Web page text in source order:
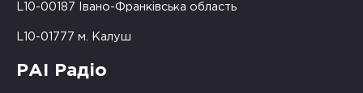
L10-00187 Івано-Франківська область
L10-01777 м. Калуш
РАІ Радіо